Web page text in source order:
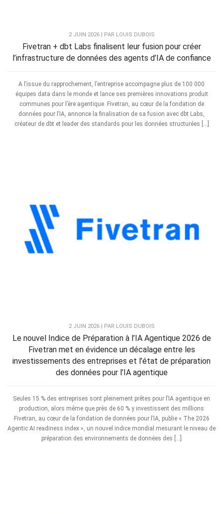
2 JUIN 2026 | PAR LOUIS DUBOIS
Fivetran + dbt Labs finalisent leur fusion pour créer
l’infrastructure de données des agents d’IA de confiance
A l’issue du rapprochement, l’entreprise accompagne plus de 100 000
équipes data dans le monde et lance ses premières innovations produit
communes pour l’ère agentique Fivetran, au cœur de la fondation de
données pour l’IA, annonce la finalisation de sa fusion avec dbt Labs,
créateur de dbt et leader des standards pour les données structurées […]
2 JUIN 2026 | PAR LOUIS DUBOIS
Le nouvel Indice de Préparation à l’IA Agentique 2026 de
Fivetran met en évidence un décalage entre les
investissements des entreprises et l’état de préparation
des données pour l’IA agentique
Seules 15 % des entreprises sont pleinement prêtes pour l’IA agentique en
production, alors même que près de 60 % y investissent des millions
Fivetran, au cœur de la fondation de données pour l’IA, publie « The 2026
Agentic AI readiness index », un nouvel indice mondial mesurant le niveau de
préparation des environnements de données des […]